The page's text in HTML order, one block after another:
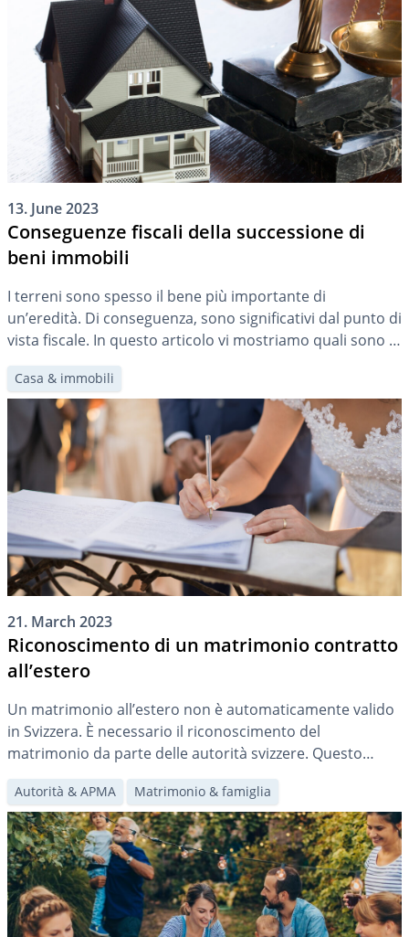
13. June 2023
Conseguenze fiscali della successione di
beni immobili
I terreni sono spesso il bene più importante di
un’eredità. Di conseguenza, sono significativi dal punto di
vista fiscale. In questo articolo vi mostriamo quali sono le
imposte che possono essere applicate in caso di eredità
di beni immobili e a cosa dovete prestare attenzione.
Casa & immobili
21. March 2023
Riconoscimento di un matrimonio contratto
all’estero
Un matrimonio all’estero non è automaticamente valido
in Svizzera. È necessario il riconoscimento del
matrimonio da parte delle autorità svizzere. Questo
articolo tratta le questioni relative al riconoscimento di
un matrimonio contratto all’estero.
Autorità & APMA Matrimonio & famiglia